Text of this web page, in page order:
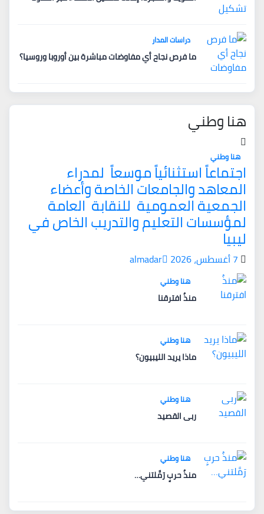
دراسات المدار
ما فرص نجاح أي مفاوضات مباشرة بين أوروبا وروسيا؟
هنا وطني
هنا وطني
اجتماعاً استثنائياً موسعاً لمدراء
المعاهد والجامعات الخاصة وأعضاء
الجمعية العمومية للنقابة العامة
لمؤسسات التعليم والتدريب الخاص في
ليبيا
7 أغسطس، 2026 almadar
هنا وطني
منذُ افترقنا
هنا وطني
ماذا يريد الليبيون؟
هنا وطني
ربى القصيد
هنا وطني
منذُ حربٍ رَمَّلتني…